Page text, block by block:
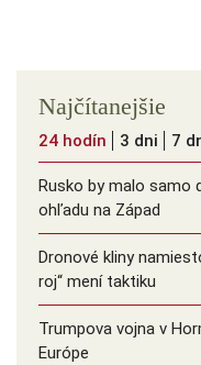
Najčítanejšie
24 hodín 3 dni 7
Rusko by malo samo
ohľadu na Západ
Dronové kliny
roj“ mení taktiku
Trumpova vojna v
Európe